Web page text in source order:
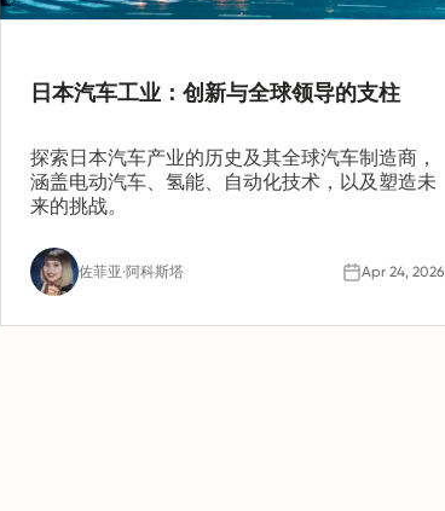
日本汽车工业：创新与全球领导的支柱
探索日本汽车产业的历史及其全球汽车制造商，
涵盖电动汽车、氢能、自动化技术，以及塑造未
来的挑战。
佐菲亚·阿科斯塔 Apr 24, 2026